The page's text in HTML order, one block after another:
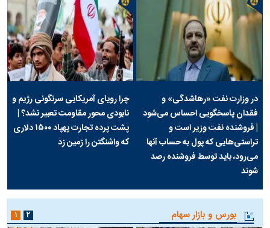
در وزارت نفت «رهاشدگی» و
فقدان پاسخگویی احساس می‌شود
| فروشنده نفت وزیر است و
تراستی‌هایی که پول به حساب آنها
می‌رود، باید توسط فروشنده رصد
شوند
چرا رویای آمریکایی سرنگونی رژیم و
نابودی محور مقاومت تعبیر نشد؟ |
پشت پرده تجارت پهپاد‌ ۱۵۰۰ دلاری
که واشنگتن را زمین زد
بورس و بازار سهام ۱ ۲